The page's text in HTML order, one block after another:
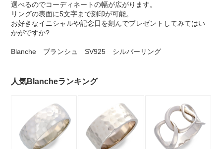
選べるのでコーディネートの幅が広がります。
リングの表面に5文字まで刻印が可能。
お好きなイニシャルや記念日を刻んでプレゼントしてみてはい
かがですか?
Blanche ブランシュ SV925 シルバーリング
人気Blancheランキング